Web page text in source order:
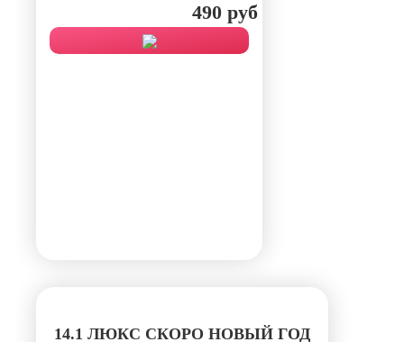
490 руб
14.1 ЛЮКС СКОРО НОВЫЙ ГОД